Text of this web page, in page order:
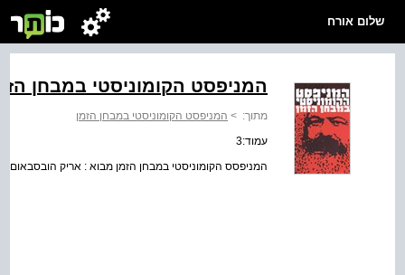
שלום אורח
המניפסט הקומוניסטי במבחן
מתוך: > המניפסט הקומוניסטי במבחן הזמן
עמוד:3
המניפסס הקומוניסטי במבחן הזמן מבוא : אריק הובסבאום